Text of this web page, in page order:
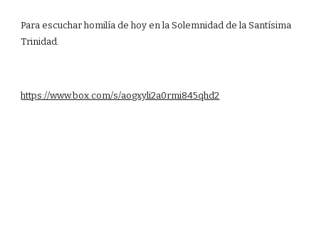
Para escuchar homilía de hoy en la Solemnidad de la Santísima
Trinidad.
https://www.box.com/s/aogxyli2a0rmi845qhd2